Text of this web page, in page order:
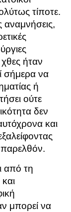
τίποτε.
αναμνήσεις,
ήταν
σήμερα να
ή
ούτε
δεν
και
από τη
μπορεί να